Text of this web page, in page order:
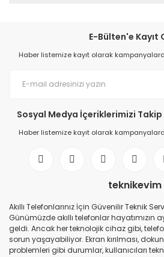
E-Bülten'e Kayıt
Haber listemize kayıt olarak
Sosyal Medya İçeriklerimizi
Haber listemize kayıt olarak
teknikevim
Akıllı Telefonlarınız İçin Güvenilir Teknik
Günümüzde akıllı telefonlar hayatımızın
geldi. Ancak her teknolojik cihaz gibi,
sorun yaşayabiliyor. Ekran kırılması,
problemleri gibi durumlar, kullanıcıları